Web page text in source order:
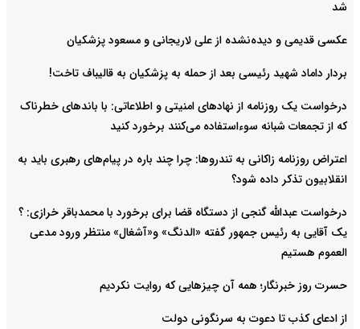
شد
عکسی قدیمی و دیده‌نشده از علی لاریجانی و مسعود پزشکیان
بردار داماد شهید رئیسی بعد از حمله به پزشکیان به قالیباف تاخت!
درخواست یک روزنامه از نهادهای امنیتی و اطلاعاتی: با باند‌های خطرناک
که از تجمعات شبانه سوءاستفاده می‌کنند برخورد کنید
اعتراض روزنامه زاکانی به تندروها‌: چرا چند باره در پیام‌های رهبری باید به
انقلابیون تذکر داده شود؟
درخواست عبدالله گنجی از دستگاه قضا برای برخورد با محمدباقر خرازی: ؟
یک آقایی به رئیس جمهور گفته «الدنگ» و«آشغال» منتظر ورود مدعی
العموم هستیم
حسرت روز خبرنگار؛ همه آن چیزهایی که روایت نکردیم
از ادعای کذب تا دعوت به سرنگونی دولت